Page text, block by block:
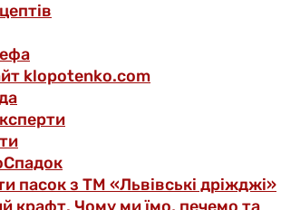
klopotenko.com
пасок з ТМ «Львівські дріжджі»